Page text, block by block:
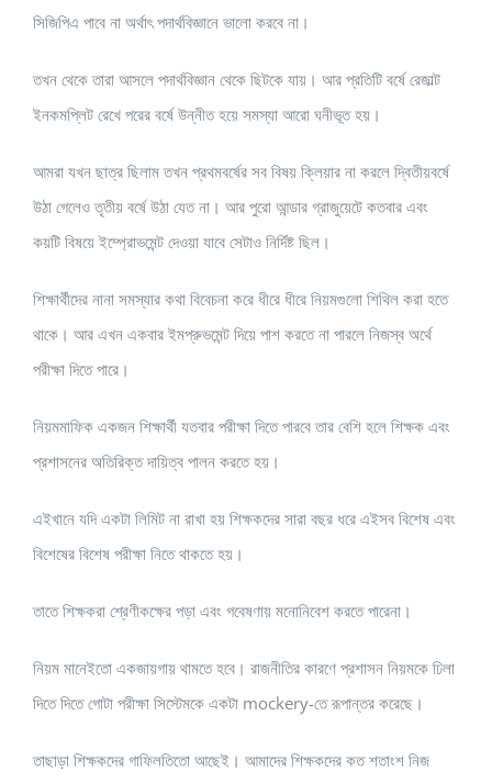
সিজিপিএ পাবে না অর্থাৎ পদার্থবিজ্ঞানে ভালো করবে না।
তখন থেকে তারা আসলে পদার্থবিজ্ঞান থেকে ছিটকে যায়। আর প্রতিটি বর্ষে রেজাল্ট
ইনকমপ্লিট রেখে পরের বর্ষে উন্নীত হয়ে সমস্যা আরো ঘনীভূত হয়।
আমরা যখন ছাত্র ছিলাম তখন প্রথমবর্ষের সব বিষয় ক্লিয়ার না করলে দ্বিতীয়বর্ষে
উঠা গেলেও তৃতীয় বর্ষে উঠা যেত না। আর পুরো আন্ডার গ্রাজুয়েটে কতবার এবং
কয়টি বিষয়ে ইম্প্রোভমেন্ট দেওয়া যাবে সেটাও নির্দিষ্ট ছিল।
শিক্ষার্থীদের নানা সমস্যার কথা বিবেচনা করে ধীরে ধীরে নিয়মগুলো শিথিল করা হতে
থাকে। আর এখন একবার ইমপ্রুভমেন্ট দিয়ে পাশ করতে না পারলে নিজস্ব অর্থে
পরীক্ষা দিতে পারে।
নিয়মমাফিক একজন শিক্ষার্থী যতবার পরীক্ষা দিতে পারবে তার বেশি হলে শিক্ষক এবং
প্রশাসনের অতিরিক্ত দায়িত্ব পালন করতে হয়।
এইখানে যদি একটা লিমিট না রাখা হয় শিক্ষকদের সারা বছর ধরে এইসব বিশেষ এবং
বিশেষের বিশেষ পরীক্ষা নিতে থাকতে হয়।
তাতে শিক্ষকরা শ্রেণীকক্ষের পড়া এবং গবেষণায় মনোনিবেশ করতে পারেনা।
নিয়ম মানেইতো একজায়গায় থামতে হবে। রাজনীতির কারণে প্রশাসন নিয়মকে ঢিলা
দিতে দিতে গোটা পরীক্ষা সিস্টেমকে একটা mockery-তে রূপান্তর করেছে।
তাছাড়া শিক্ষকদের গাফিলতিতো আছেই। আমাদের শিক্ষকদের কত শতাংশ নিজ